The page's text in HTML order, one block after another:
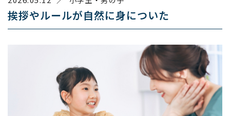
挨拶やルールが自然に身についた